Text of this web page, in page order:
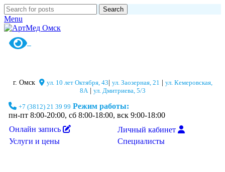
Search
Menu
г. Омск ул. 10 лет Октября, 43 ул. Заозерная, 21
ул. Кемеровская,
8А| ул. Дмитриева, 5/3
+7 (3812) 21 39 99 Режим работы:
пн-пт 8:00-20:00, сб 8:00-18:00, вск 9:00-18:00
Онлайн запись
Услуги и цены
Личный кабинет
Специалисты